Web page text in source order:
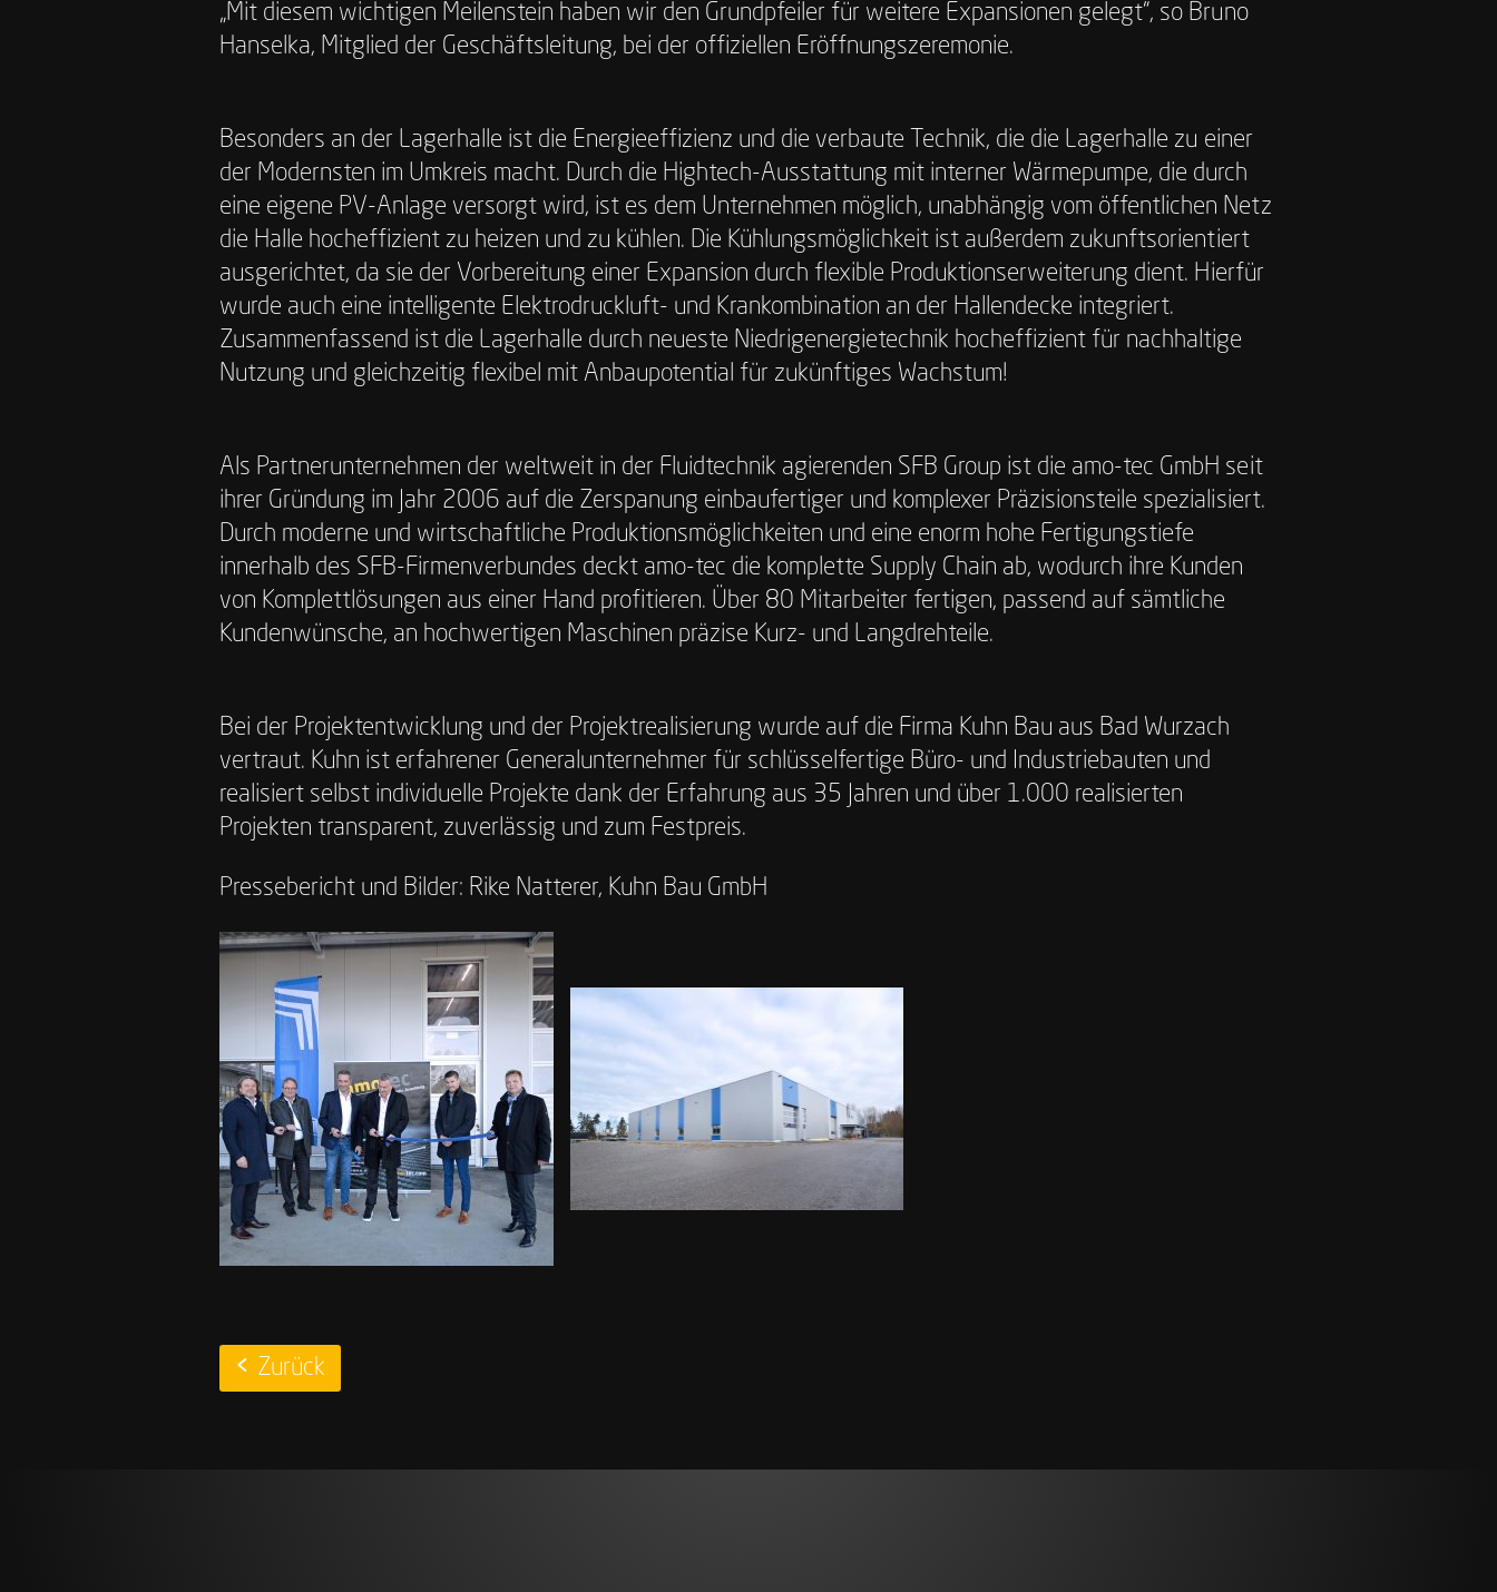
„Mit diesem wichtigen Meilenstein haben wir den Grundpfeiler für weitere Expansionen gelegt“, so Bruno
Hanselka, Mitglied der Geschäftsleitung, bei der offiziellen Eröffnungszeremonie.
Besonders an der Lagerhalle ist die Energieeffizienz und die verbaute Technik, die die Lagerhalle zu einer
der Modernsten im Umkreis macht. Durch die Hightech-Ausstattung mit interner Wärmepumpe, die durch
eine eigene PV-Anlage versorgt wird, ist es dem Unternehmen möglich, unabhängig vom öffentlichen Netz
die Halle hocheffizient zu heizen und zu kühlen. Die Kühlungsmöglichkeit ist außerdem zukunftsorientiert
ausgerichtet, da sie der Vorbereitung einer Expansion durch flexible Produktionserweiterung dient. Hierfür
wurde auch eine intelligente Elektrodruckluft- und Krankombination an der Hallendecke integriert.
Zusammenfassend ist die Lagerhalle durch neueste Niedrigenergietechnik hocheffizient für nachhaltige
Nutzung und gleichzeitig flexibel mit Anbaupotential für zukünftiges Wachstum!
Als Partnerunternehmen der weltweit in der Fluidtechnik agierenden SFB Group ist die amo-tec GmbH seit
ihrer Gründung im Jahr 2006 auf die Zerspanung einbaufertiger und komplexer Präzisionsteile spezialisiert.
Durch moderne und wirtschaftliche Produktionsmöglichkeiten und eine enorm hohe Fertigungstiefe
innerhalb des SFB-Firmenverbundes deckt amo-tec die komplette Supply Chain ab, wodurch ihre Kunden
von Komplettlösungen aus einer Hand profitieren. Über 80 Mitarbeiter fertigen, passend auf sämtliche
Kundenwünsche, an hochwertigen Maschinen präzise Kurz- und Langdrehteile.
Bei der Projektentwicklung und der Projektrealisierung wurde auf die Firma Kuhn Bau aus Bad Wurzach
vertraut. Kuhn ist erfahrener Generalunternehmer für schlüsselfertige Büro- und Industriebauten und
realisiert selbst individuelle Projekte dank der Erfahrung aus 35 Jahren und über 1.000 realisierten
Projekten transparent, zuverlässig und zum Festpreis.
Pressebericht und Bilder: Rike Natterer, Kuhn Bau GmbH
Zurück